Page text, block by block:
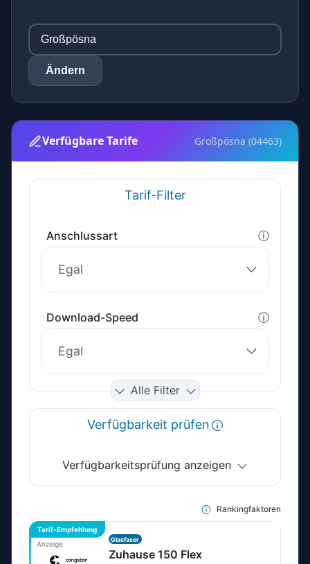
Ändern
Verfügbare Tarife Großpösna (04463)